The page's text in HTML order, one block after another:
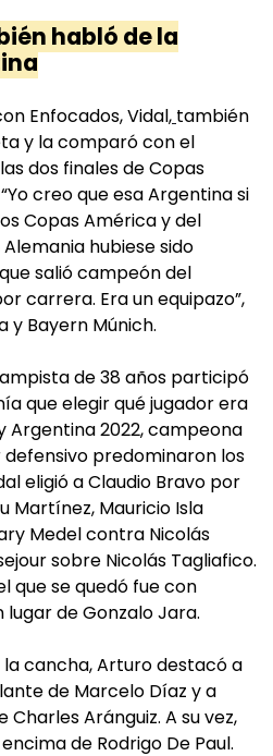
habló de la
Enfocados, Vidal, también
y la comparó con el
dos finales de Copas
creo que esa Argentina si
Copas América y del
hubiese sido
salió campeón del
carrera. Era un equipazo”,
y Bayern Múnich.
de 38 años participó
que elegir qué jugador era
Argentina 2022, campeona
predominaron los
eligió a Claudio Bravo por
Martínez, Mauricio Isla
Medel contra Nicolás
sobre Nicolás Tagliafico.
que se quedó fue con
de Gonzalo Jara.
cancha, Arturo destacó a
de Marcelo Díaz y a
Aránguiz. A su vez,
de Rodrigo De Paul.